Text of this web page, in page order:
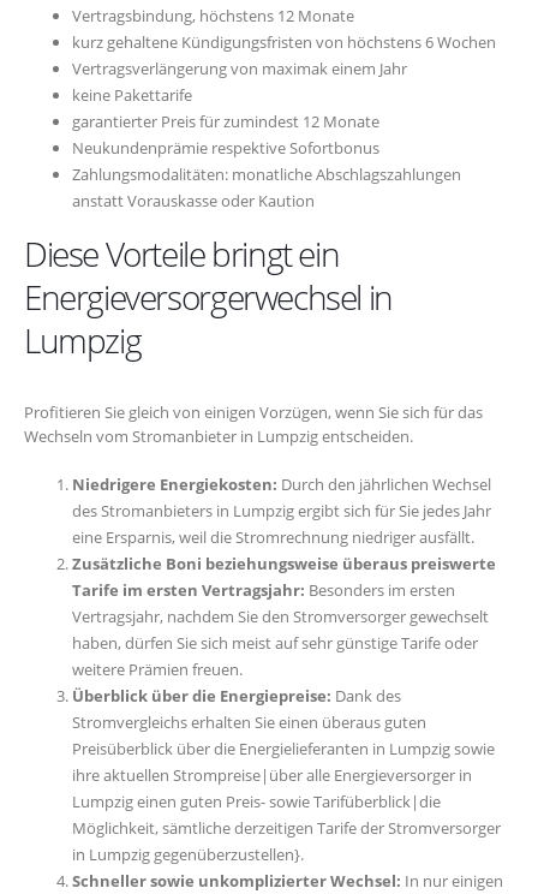
Vertragsbindung, höchstens 12 Monate
kurz gehaltene Kündigungsfristen von höchstens 6 Wochen
Vertragsverlängerung von maximak einem Jahr
keine Pakettarife
garantierter Preis für zumindest 12 Monate
Neukundenprämie respektive Sofortbonus
Zahlungsmodalitäten: monatliche Abschlagszahlungen
anstatt Vorauskasse oder Kaution
Diese Vorteile bringt ein
Energieversorgerwechsel in
Lumpzig
Profitieren Sie gleich von einigen Vorzügen, wenn Sie sich für das
Wechseln vom Stromanbieter in Lumpzig entscheiden.
Niedrigere Energiekosten: Durch den jährlichen Wechsel
des Stromanbieters in Lumpzig ergibt sich für Sie jedes Jahr
eine Ersparnis, weil die Stromrechnung niedriger ausfällt.
Zusätzliche Boni beziehungsweise überaus preiswerte
Tarife im ersten Vertragsjahr: Besonders im ersten
Vertragsjahr, nachdem Sie den Stromversorger gewechselt
haben, dürfen Sie sich meist auf sehr günstige Tarife oder
weitere Prämien freuen.
Überblick über die Energiepreise: Dank des
Stromvergleichs erhalten Sie einen überaus guten
Preisüberblick über die Energielieferanten in Lumpzig sowie
ihre aktuellen Strompreise|über alle Energieversorger in
Lumpzig einen guten Preis- sowie Tarifüberblick|die
Möglichkeit, sämtliche derzeitigen Tarife der Stromversorger
in Lumpzig gegenüberzustellen}.
Schneller sowie unkomplizierter Wechsel: In nur einigen